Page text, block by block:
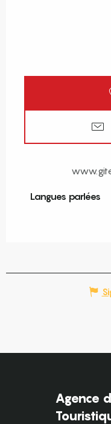
Langues parlées
Langues parlées
Agence